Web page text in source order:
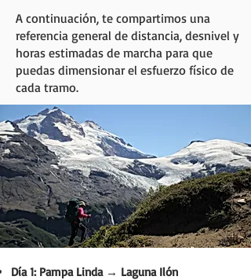
A continuación, te compartimos una
referencia general de distancia, desnivel y
horas estimadas de marcha para que
puedas dimensionar el esfuerzo físico de
cada tramo.
Día 1: Pampa Linda → Laguna Ilón